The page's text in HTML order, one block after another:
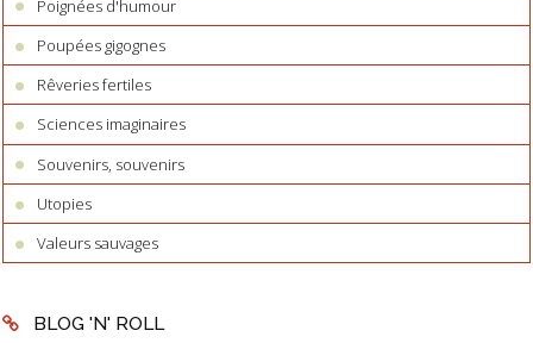
Poignées d'humour
Poupées gigognes
Rêveries fertiles
Sciences imaginaires
Souvenirs, souvenirs
Utopies
Valeurs sauvages
BLOG 'N' ROLL